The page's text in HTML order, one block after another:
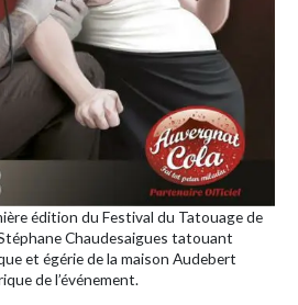
édition du Festival du Tatouage de
Chaudesaigues tatouant
et égérie de la maison Audebert
de l’événement.